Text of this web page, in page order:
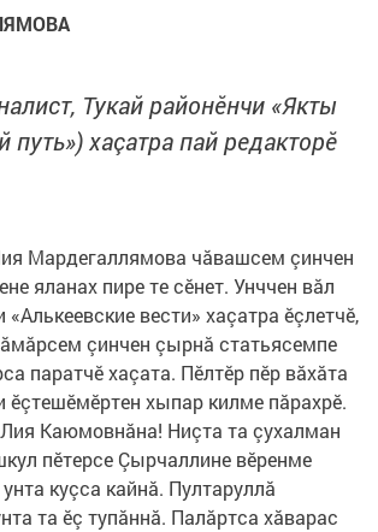
Тукай районӗнчи «Якты
путь») хаçатра пай редакторӗ
Мардегаллямова чăвашсем çинчен
яланах пире те сӗнет. Унччен вăл
вести» хаçатра ӗçлетчӗ,
çинчен çырнă статьясемпе
паратчӗ хаçата. Пӗлтӗр пӗр вăхăта
ӗçтешӗмӗртен хыпар килме пăрахрӗ.
Лия Каюмовнăна! Ниçта та çухалман
пӗтерсе Çырчаллине вӗренме
куçса кайнă. Пултаруллă
та ӗç тупăннă. Палăртса хăварас